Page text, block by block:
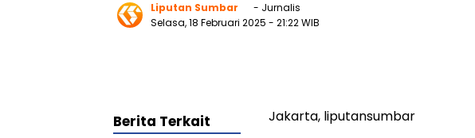
Liputan Sumbar
- Jurnalis
Selasa, 18 Februari 2025 - 21:22 WIB
Jakarta, liputansumbar
Berita Terkait